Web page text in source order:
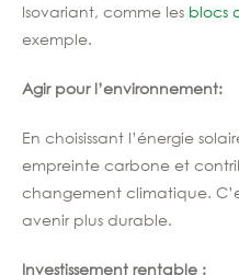
Isovariant, comme les blocs
exemple.
Agir pour l’environnement:
En choisissant l’énergie
empreinte carbone et
changement climatique.
avenir plus durable.
Investissement rentable :